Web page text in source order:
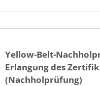
Yellow-Belt-
Erlangung des
(Nachholprüfung)